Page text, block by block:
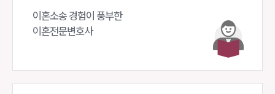
이혼소송 경험이 풍부한
이혼전문변호사